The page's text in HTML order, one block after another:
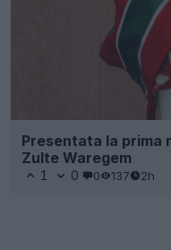
Presentata la prima
Zulte Waregem
1 0 0 137 2h